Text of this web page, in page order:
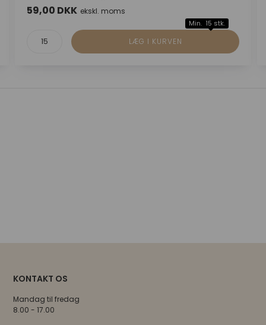
59,00 DKK ekskl. moms
Min. 15 stk.
KONTAKT OS
Mandag til fredag
8.00 - 17.00